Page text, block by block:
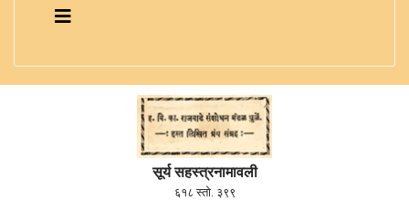
सूर्य सहस्त्रनामावली
६१८ स्तो. ३९९